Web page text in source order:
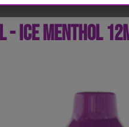
- Ice Menthol